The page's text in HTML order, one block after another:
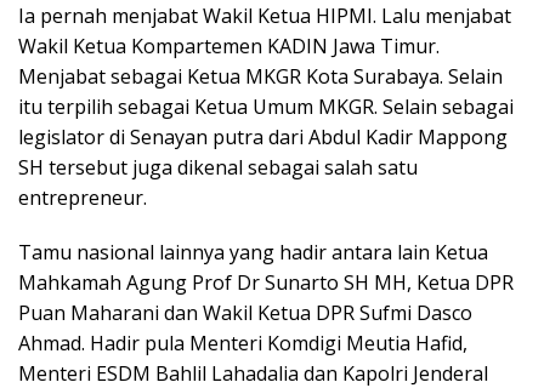
Ia pernah menjabat Wakil Ketua HIPMI. Lalu menjabat
Wakil Ketua Kompartemen KADIN Jawa Timur.
Menjabat sebagai Ketua MKGR Kota Surabaya. Selain
itu terpilih sebagai Ketua Umum MKGR. Selain sebagai
legislator di Senayan putra dari Abdul Kadir Mappong
SH tersebut juga dikenal sebagai salah satu
entrepreneur.
Tamu nasional lainnya yang hadir antara lain Ketua
Mahkamah Agung Prof Dr Sunarto SH MH, Ketua DPR
Puan Maharani dan Wakil Ketua DPR Sufmi Dasco
Ahmad. Hadir pula Menteri Komdigi Meutia Hafid,
Menteri ESDM Bahlil Lahadalia dan Kapolri Jenderal